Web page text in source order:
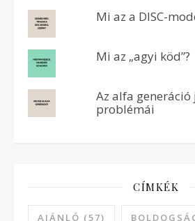
Mi az a DISC-
Mi az „agyi köd”?
Az alfa generáció
problémái
CÍMKÉK
AJÁNLÓ (57)